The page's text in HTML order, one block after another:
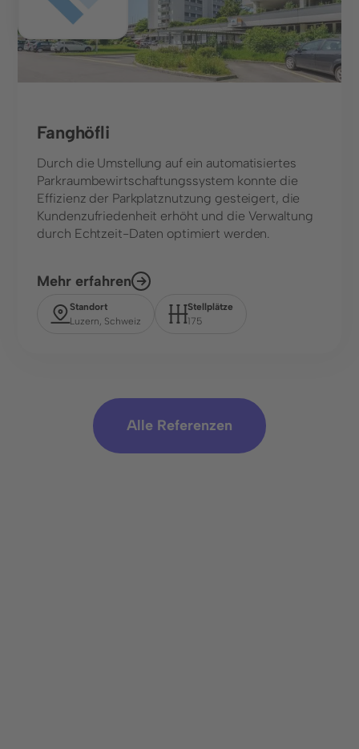
Fanghöfli
Durch die Umstellung auf ein automatisiertes
Parkraumbewirtschaftungssystem konnte die
Effizienz der Parkplatznutzung gesteigert, die
Kundenzufriedenheit erhöht und die Verwaltung
durch Echtzeit-Daten optimiert werden.
Mehr erfahren
Standort
Luzern, Schweiz
Stellplätze
175
Alle Referenzen